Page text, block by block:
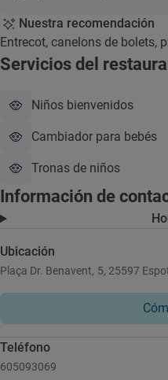
Nuestra recomendación
Entrecot, canelons de bolets,
Servicios del
Niños bienvenidos
Cambiador para bebés
Tronas de niños
Información de
Ubicación
Plaça Dr. Benavent, 5, 25597
Teléfono
605093069